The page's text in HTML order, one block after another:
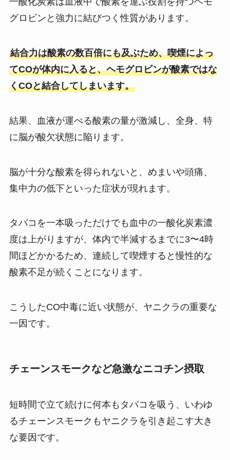
グロビンと強力に結びつく性質があります。
結合力は酸素の数百倍にも及ぶため、喫煙によっ
てCOが体内に入ると、ヘモグロビンが酸素ではな
くCOと結合してしまいます。
結果、血液が運べる酸素の量が激減し、全身、特
に脳が酸欠状態に陥ります。
脳が十分な酸素を得られないと、めまいや頭痛、
集中力の低下といった症状が現れます。
タバコを一本吸っただけでも血中の一酸化炭素濃
度は上がりますが、体内で半減するまでに3〜4時
間ほどかかるため、連続して喫煙すると慢性的な
酸素不足が続くことになります。
こうしたCO中毒に近い状態が、ヤニクラの重要な
一因です。
チェーンスモークなど急激なニコチン摂取
短時間で立て続けに何本もタバコを吸う、いわゆ
るチェーンスモークもヤニクラを引き起こす大き
な要因です。